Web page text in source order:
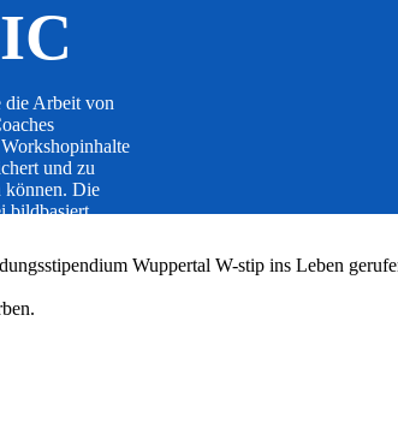
die Arbeit von
und zu
können. Die
bildbasiert.
von
Wuppertal W-stip ins Leben